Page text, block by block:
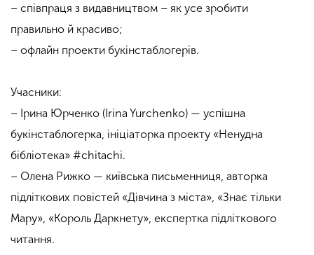
– співпраця з видавництвом – як усе зробити
правильно й красиво;
– офлайн проекти букінстаблогерів.
Учасники:
– Ірина Юрченко (Irina Yurchenko) — успішна
букінстаблогерка, ініціаторка проекту «Ненудна
бібліотека» #chitachi.
– Олена Рижко — київська письменниця, авторка
підліткових повістей «Дівчина з міста», «Знає тільки
Мару», «Король Даркнету», експертка підліткового
читання.